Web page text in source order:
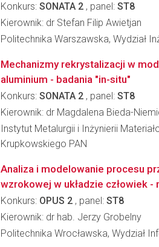
Konkurs: SONATA 2 , panel: ST8
Kierownik: dr Stefan Filip Awietjan
Politechnika Warszawska, Wydział
Mechanizmy rekrystalizacji w
aluminium - badania "in-situ"
Konkurs: SONATA 2 , panel: ST8
Kierownik: dr Magdalena Bieda-
Instytut Metalurgii i Inżynierii
Krupkowskiego PAN
Analiza i modelowanie procesu
wzrokowej w układzie człowiek -
Konkurs: OPUS 2 , panel: ST8
Kierownik: dr hab. Jerzy Grobelny
Politechnika Wrocławska, Wydział